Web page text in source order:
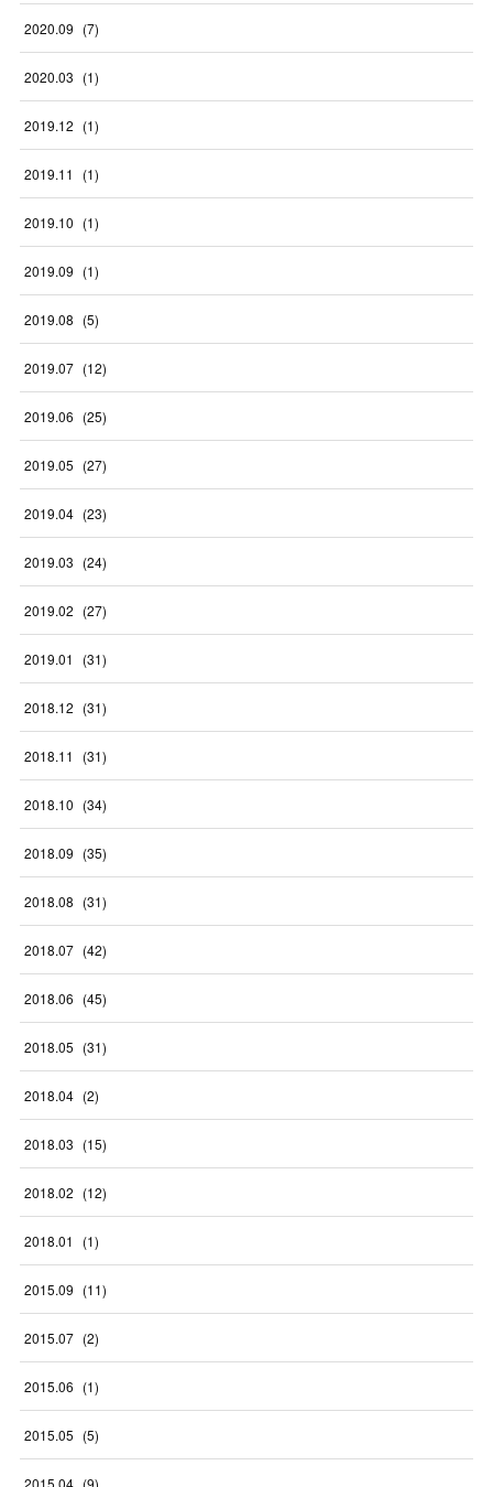
2020.09 (7)
2020.03 (1)
2019.12 (1)
2019.11 (1)
2019.10 (1)
2019.09 (1)
2019.08 (5)
2019.07 (12)
2019.06 (25)
2019.05 (27)
2019.04 (23)
2019.03 (24)
2019.02 (27)
2019.01 (31)
2018.12 (31)
2018.11 (31)
2018.10 (34)
2018.09 (35)
2018.08 (31)
2018.07 (42)
2018.06 (45)
2018.05 (31)
2018.04 (2)
2018.03 (15)
2018.02 (12)
2018.01 (1)
2015.09 (11)
2015.07 (2)
2015.06 (1)
2015.05 (5)
2015.04 (9)